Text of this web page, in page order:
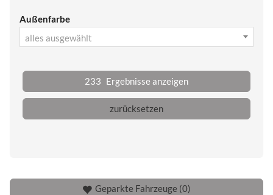
Außenfarbe
alles ausgewählt
233 Ergebnisse anzeigen
zurücksetzen
Geparkte Fahrzeuge (0)